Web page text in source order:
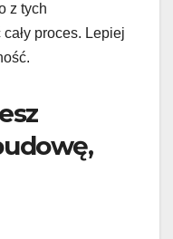
z tych
proces. Lepiej